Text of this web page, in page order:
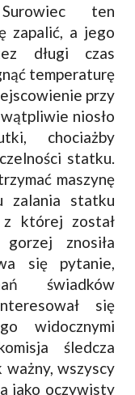
ten
zapalić, a jego
długi czas
temperaturę
przy
niosło
chociażby
statku.
maszynę
zalania statku
z której został
znosiła
się pytanie,
świadków
się
widocznymi
śledcza
ważny, wszyscy
jako oczywisty